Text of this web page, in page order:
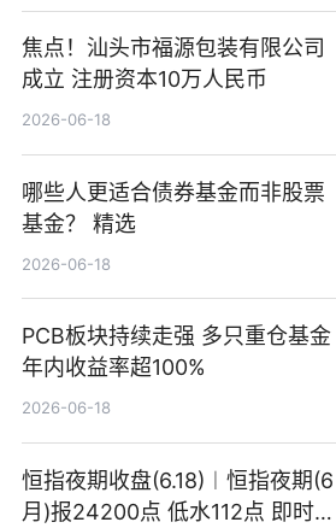
焦点！汕头市福源包装有限公司
成立 注册资本10万人民币
2026-06-18
哪些人更适合债券基金而非股票
基金？ 精选
2026-06-18
PCB板块持续走强 多只重仓基金
年内收益率超100%
2026-06-18
恒指夜期收盘(6.18)︱恒指夜期(6
月)报24200点 低水112点 即时